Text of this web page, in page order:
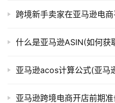
跨境新手卖家在亚马逊电
什么是亚马逊ASIN(如何获
亚马逊acos计算公式(亚马
亚马逊跨境电商开店前期